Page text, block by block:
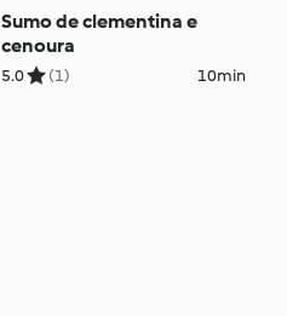
Sumo de clementina e
cenoura
5.0 (1) 10min